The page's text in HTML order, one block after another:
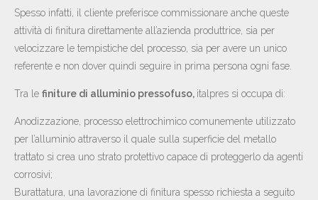
CONTATTI
EN
Spesso infatti, il cliente preferisce commissionare anche queste
attività di finitura direttamente all’azienda produttrice, sia per
velocizzare le tempistiche del processo, sia per avere un unico
referente e non dover quindi seguire in prima persona ogni fase.
Tra le finiture di alluminio pressofuso, italpres si occupa di:
Anodizzazione, processo elettrochimico comunemente utilizzato
per l’alluminio attraverso il quale sulla superficie del metallo
trattato si crea uno strato protettivo capace di proteggerlo da agenti
corrosivi;
Burattatura, una lavorazione di finitura spesso richiesta a seguito